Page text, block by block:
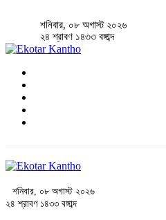
শনিবার, ০৮ অগাস্ট ২০২৬
২৪ শ্রাবণ ১৪৩৩ বঙ্গাব্দ
শনিবার, ০৮ অগাস্ট ২০২৬
২৪ শ্রাবণ ১৪৩৩ বঙ্গাব্দ